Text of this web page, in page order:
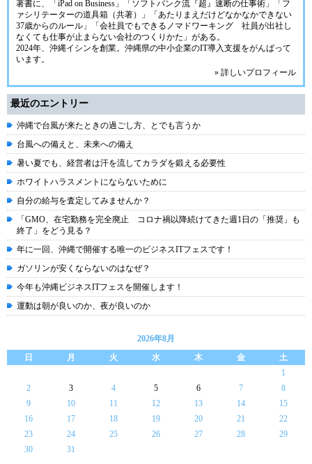
著書に、「iPad on Business」「ソフトバンク流『超』速断の仕事術」「フ
ァシリテーターの道具箱（共著）」「あたりまえだけどなかなかできない
37歳からのルール」「会社員でもできるノマドワーキング 社員が出社し
なくても仕事が止まらない会社のつくりかた」がある。
2024年、 沖縄イシンを創業。沖縄県の中小企業のIT導入支援をがんばって
います。
» 詳しいプロフィール
最近のエントリー
沖縄で台風が来たときの過ごし方、とでも言うか
台風への備えと、未来への備え
暑い夏でも、経営者は汗を流してカラダを鍛える必要性
ホワイトハラスメントにならないために
自分の給与を査定してみませんか？
「GMO、在宅勤務を完全廃止 コロナ禍以降続けてきた週1日の「推奨」も
終了」をどう見る？
年に一回、沖縄で開催する唯一のビジネスITフェスです！
ガソリンが安くならないのはなぜ？
今年も沖縄ビジネスITフェスを開催します！
運動は朝が良いのか、夜が良いのか
2026年8月
日
月 火 水 木 金
土
1
2
3 4 5 6 7
8
9
10 11 12 13 14
15
16
17 18 19 20 21
22
23
24 25 26 27 28
29
30
31